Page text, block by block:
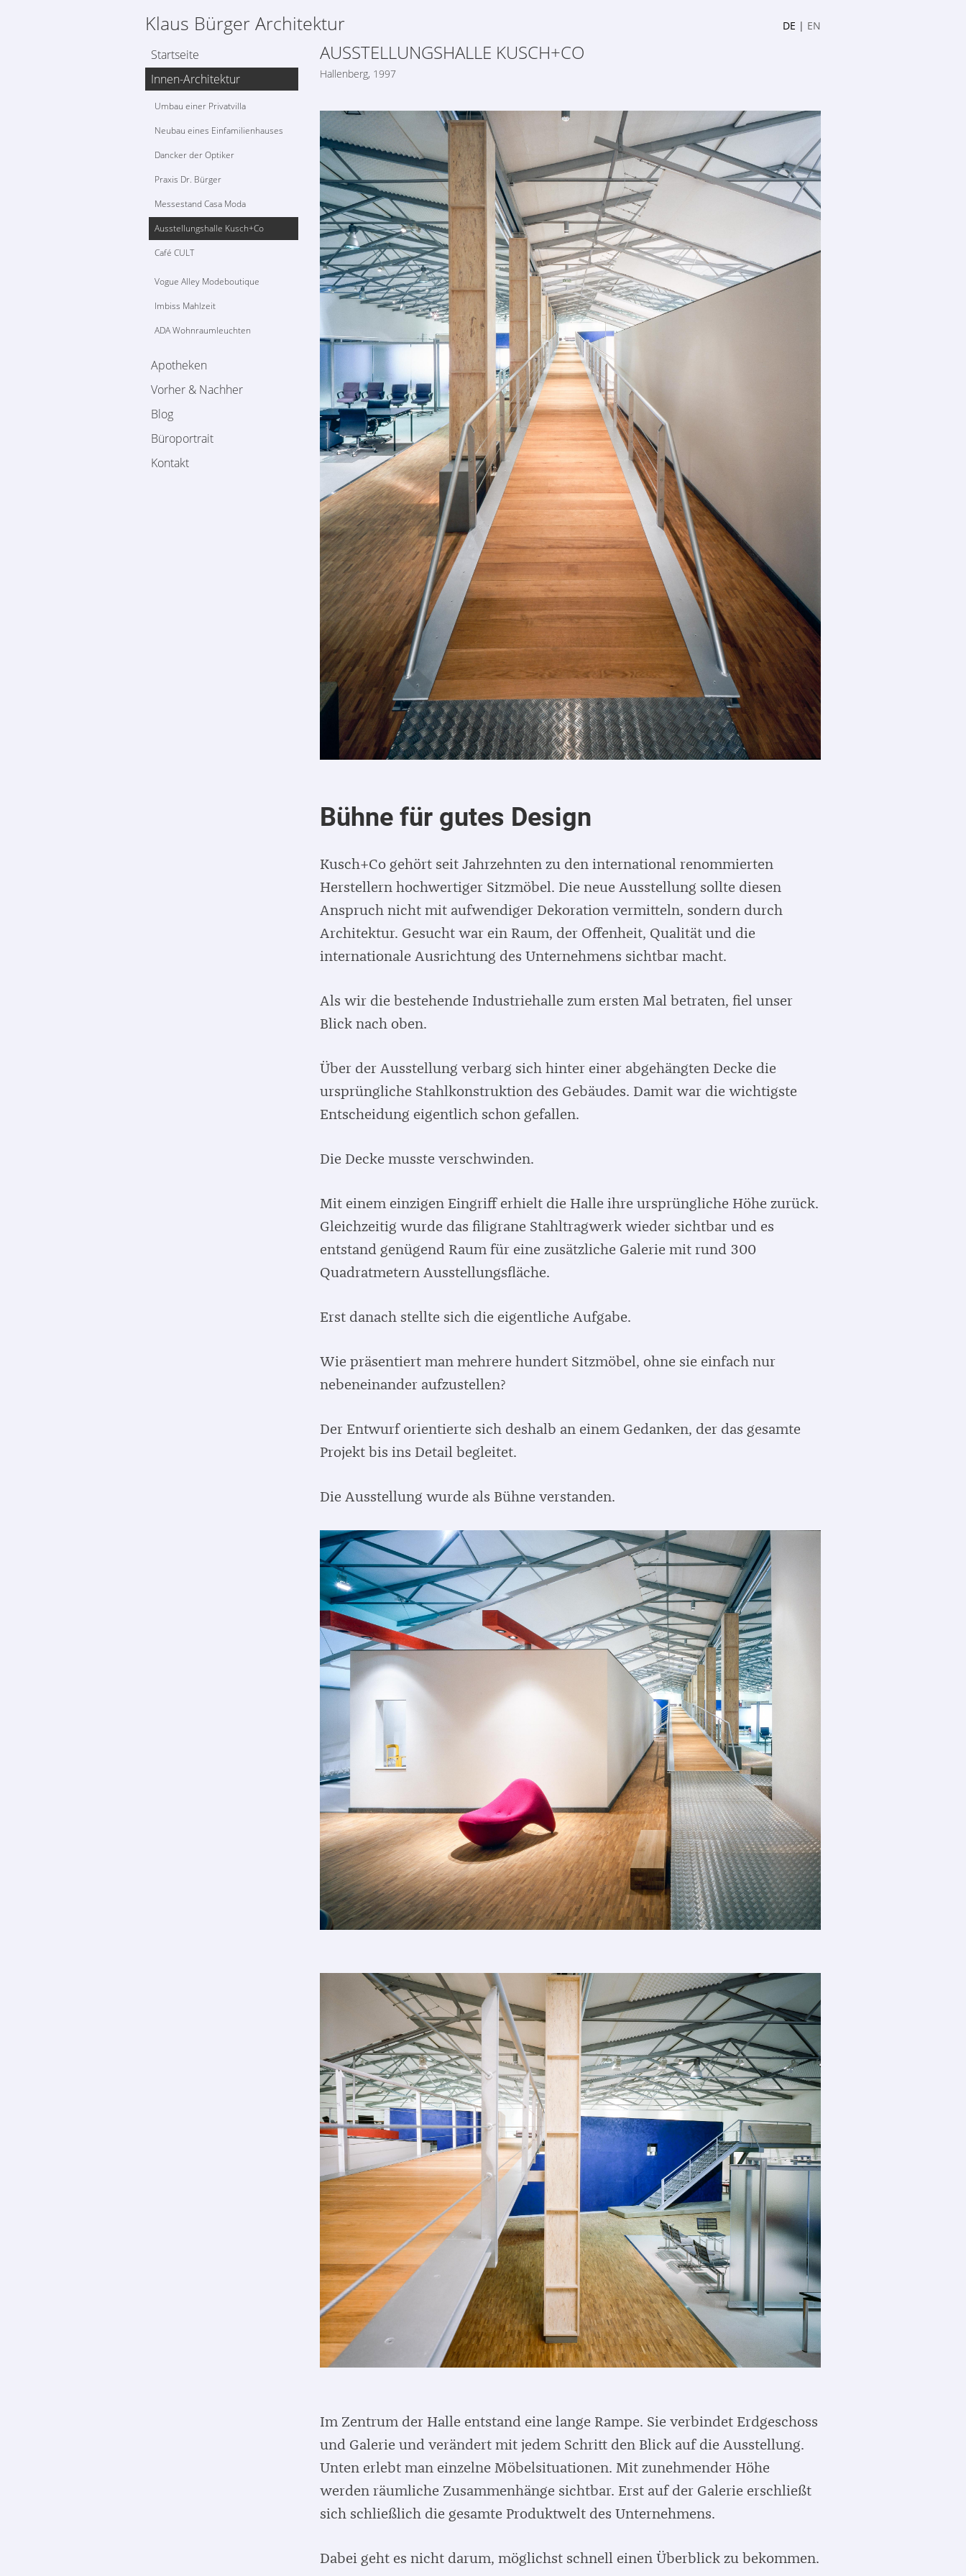
Klaus Bürger Architektur DE | EN
Startseite
Innen-Architektur
Umbau einer Privatvilla
Neubau eines Einfamilienhauses
Dancker der Optiker
Praxis Dr. Bürger
Messestand Casa Moda
Ausstellungshalle Kusch+Co
Café CULT
Vogue Alley Modeboutique
Imbiss Mahlzeit
ADA Wohnraumleuchten
Apotheken
Vorher & Nachher
Blog
Büroportrait
Kontakt
AUSSTELLUNGSHALLE KUSCH+CO
Hallenberg, 1997
Bühne für gutes Design
Kusch+Co gehört seit Jahrzehnten zu den international renommierten
Herstellern hochwertiger Sitzmöbel. Die neue Ausstellung sollte diesen
Anspruch nicht mit aufwendiger Dekoration vermitteln, sondern durch
Architektur. Gesucht war ein Raum, der Offenheit, Qualität und die
internationale Ausrichtung des Unternehmens sichtbar macht.
Als wir die bestehende Industriehalle zum ersten Mal betraten, fiel unser
Blick nach oben.
Über der Ausstellung verbarg sich hinter einer abgehängten Decke die
ursprüngliche Stahlkonstruktion des Gebäudes. Damit war die wichtigste
Entscheidung eigentlich schon gefallen.
Die Decke musste verschwinden.
Mit einem einzigen Eingriff erhielt die Halle ihre ursprüngliche Höhe zurück.
Gleichzeitig wurde das filigrane Stahltragwerk wieder sichtbar und es
entstand genügend Raum für eine zusätzliche Galerie mit rund 300
Quadratmetern Ausstellungsfläche.
Erst danach stellte sich die eigentliche Aufgabe.
Wie präsentiert man mehrere hundert Sitzmöbel, ohne sie einfach nur
nebeneinander aufzustellen?
Der Entwurf orientierte sich deshalb an einem Gedanken, der das gesamte
Projekt bis ins Detail begleitet.
Die Ausstellung wurde als Bühne verstanden.
Im Zentrum der Halle entstand eine lange Rampe. Sie verbindet Erdgeschoss
und Galerie und verändert mit jedem Schritt den Blick auf die Ausstellung.
Unten erlebt man einzelne Möbelsituationen. Mit zunehmender Höhe
werden räumliche Zusammenhänge sichtbar. Erst auf der Galerie erschließt
sich schließlich die gesamte Produktwelt des Unternehmens.
Dabei geht es nicht darum, möglichst schnell einen Überblick zu bekommen.